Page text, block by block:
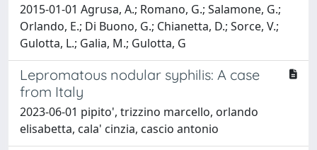
2015-01-01 Agrusa, A.; Romano, G.; Salamone, G.;
Orlando, E.; Di Buono, G.; Chianetta, D.; Sorce, V.;
Gulotta, L.; Galia, M.; Gulotta, G
Lepromatous nodular syphilis: A case
from Italy
2023-06-01 pipito', trizzino marcello, orlando
elisabetta, cala' cinzia, cascio antonio